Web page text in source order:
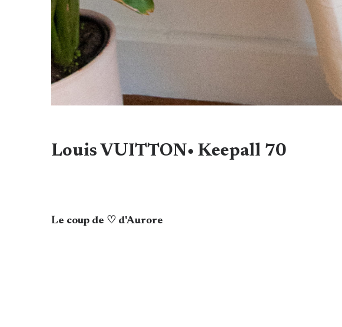
Louis VUITTON• Keepall 70
Le coup de ♡ d'Aurore